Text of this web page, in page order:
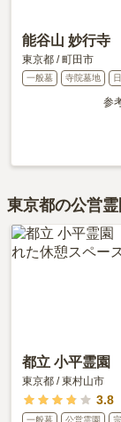
能谷山 妙行寺
東京都 /町田市
一般墓 寺院墓地
参
東京都の公営霊
都立 小平霊園
東京都 /東村山市
3.8
一般墓 公営霊園